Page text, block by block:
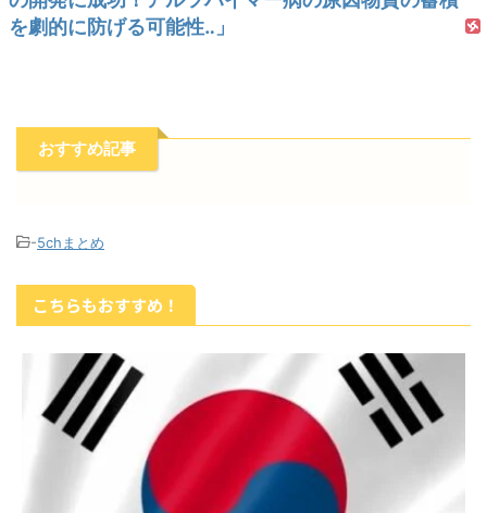
を劇的に防げる可能性‥」
おすすめ記事
-5chまとめ
こちらもおすすめ！